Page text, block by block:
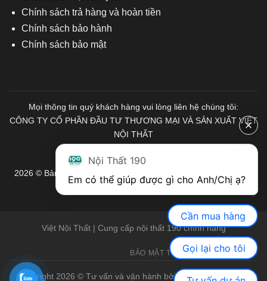
Chính sách trả hàng và hoàn tiền
Chính sách bảo hành
Chính sách bảo mật
Mọi thông tin quý khách hàng vui lòng liên hệ chúng tôi:
CÔNG TY CỔ PHẦN ĐẦU TƯ THƯƠNG MẠI VÀ SẢN XUẤT VIỆT
NỘI THẤT
2026 © Bản quyền thuộc về Nội Thất 190. Mọi quyền được bảo
lưu.
Việt Nội Thất | Cung cấp nội thất 190 chính hãng
BẢO MẬT THÔNG TIN GIỚI THIỆU
Copyright 2026 © Tư vấn và vận hành bởi Việt Nội Thất | Bàn
Nội Thất 190
Cần mua hàng
Gọi lại cho tôi